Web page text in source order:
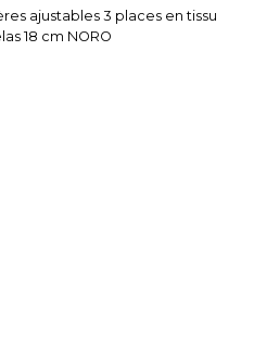
ajustables 3 places en tissu
18 cm NORO